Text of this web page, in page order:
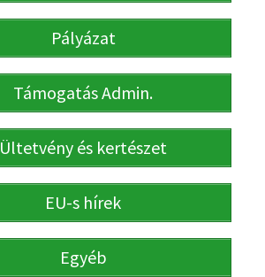
Pályázat
Támogatás Admin.
Ültetvény és kertészet
EU-s hírek
Egyéb